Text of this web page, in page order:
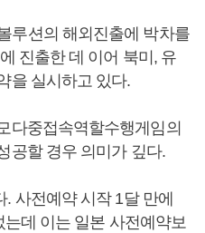
루션의 해외진출에 박차를
진출한 데 이어 북미, 유
을 실시하고 있다.
다중접속역할수행게임의
공할 경우 의미가 깊다.
사전예약 시작 1달 만에
데 이는 일본 사전예약보